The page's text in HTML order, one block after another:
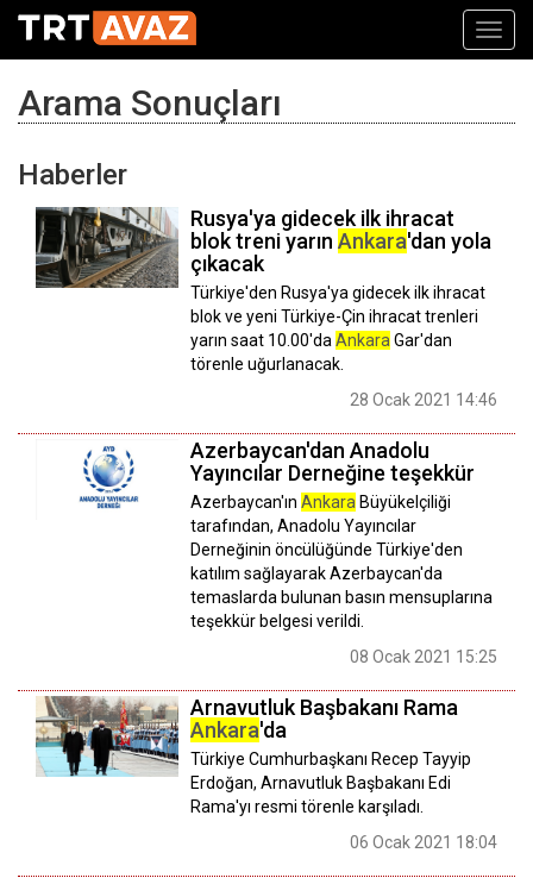
Arama Sonuçları
Haberler
Rusya'ya gidecek ilk ihracat
blok treni yarın Ankara'dan yola
çıkacak
Türkiye'den Rusya'ya gidecek ilk ihracat
blok ve yeni Türkiye-Çin ihracat trenleri
yarın saat 10.00'da Ankara Gar'dan
törenle uğurlanacak.
28 Ocak 2021 14:46
Azerbaycan'dan Anadolu
Yayıncılar Derneğine teşekkür
Azerbaycan'ın Ankara Büyükelçiliği
tarafından, Anadolu Yayıncılar
Derneğinin öncülüğünde Türkiye'den
katılım sağlayarak Azerbaycan'da
temaslarda bulunan basın mensuplarına
teşekkür belgesi verildi.
08 Ocak 2021 15:25
Arnavutluk Başbakanı Rama
Ankara'da
Türkiye Cumhurbaşkanı Recep Tayyip
Erdoğan, Arnavutluk Başbakanı Edi
Rama'yı resmi törenle karşıladı.
06 Ocak 2021 18:04